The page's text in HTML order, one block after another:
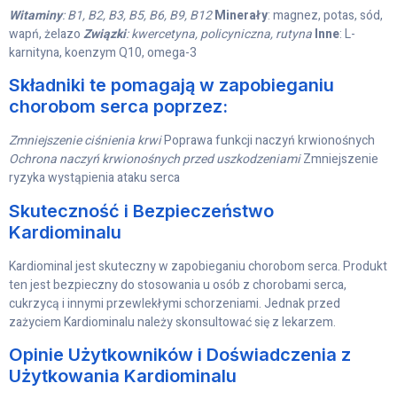
Witaminy: B1, B2, B3, B5, B6, B9, B12Minerały: magnez, potas, sód,
wapń, żelazoZwiązki: kwercetyna, policyniczna, rutynaInne: L-
karnityna, koenzym Q10, omega-3
Składniki te pomagają w zapobieganiu
chorobom serca poprzez:
Zmniejszenie ciśnienia krwiPoprawa funkcji naczyń krwionośnych
Ochrona naczyń krwionośnych przed uszkodzeniamiZmniejszenie
ryzyka wystąpienia ataku serca
Skuteczność i Bezpieczeństwo
Kardiominalu
Kardiominal jest skuteczny w zapobieganiu chorobom serca. Produkt
ten jest bezpieczny do stosowania u osób z chorobami serca,
cukrzycą i innymi przewlekłymi schorzeniami. Jednak przed
zażyciem Kardiominalu należy skonsultować się z lekarzem.
Opinie Użytkowników i Doświadczenia z
Użytkowania Kardiominalu